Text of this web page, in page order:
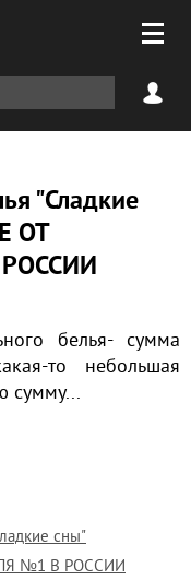
"Сладкие
ОТ
белья- сумма
то небольшая
сумму...
сны"
№1 В РОССИИ